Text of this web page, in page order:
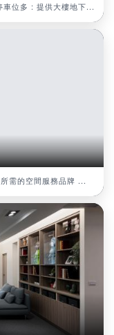
位多 : 提供大樓地下...
需的空間服務品牌 ...